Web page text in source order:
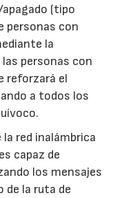
(tipo
personas con
la
personas con
reforzará el
a todos los
red inalámbrica
capaz de
los mensajes
de la ruta de